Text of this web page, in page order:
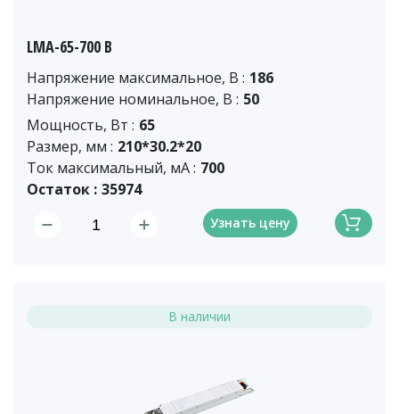
LMA-65-700 B
Напряжение максимальное, В : 186
Напряжение номинальное, В : 50
Мощность, Вт : 65
Размер, мм : 210*30.2*20
Ток максимальный, мА : 700
Остаток : 35974
Узнать цену
В наличии